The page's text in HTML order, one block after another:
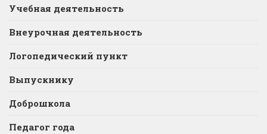
Учебная деятельность
Внеурочная деятельность
Логопедический пункт
Выпускнику
Доброшкола
Педагог года